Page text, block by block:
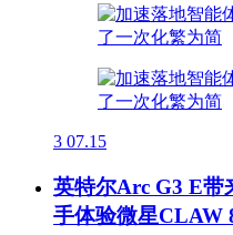
3 07.15
英特尔Arc G3 E带
手体验微星CLAW